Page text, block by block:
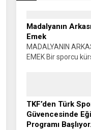
Madalyanın
Emek
MADALYANIN
EMEK Bir sporcu
TKF’den Türk
Güvencesinde
Programı